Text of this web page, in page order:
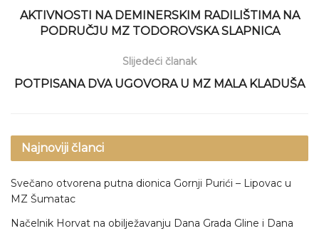
AKTIVNOSTI NA DEMINERSKIM RADILIŠTIMA NA
PODRUČJU MZ TODOROVSKA SLAPNICA
Slijedeći članak
POTPISANA DVA UGOVORA U MZ MALA KLADUŠA
Najnoviji članci
Svečano otvorena putna dionica Gornji Purići – Lipovac u
MZ Šumatac
Načelnik Horvat na obilježavanju Dana Grada Gline i Dana